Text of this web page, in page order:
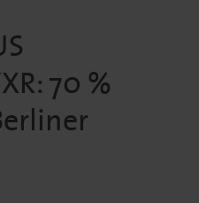
70 %